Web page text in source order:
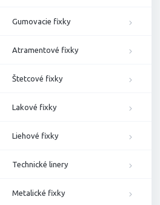
Gumovacie fixky
Atramentové fixky
Štetcové fixky
Lakové fixky
Liehové fixky
Technické linery
Metalické fixky